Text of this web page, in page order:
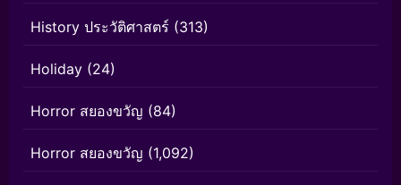
History ประวัติศาสตร์ (313)
Holiday (24)
Horror สยองขวัญ (84)
Horror สยองขวัญ (1,092)